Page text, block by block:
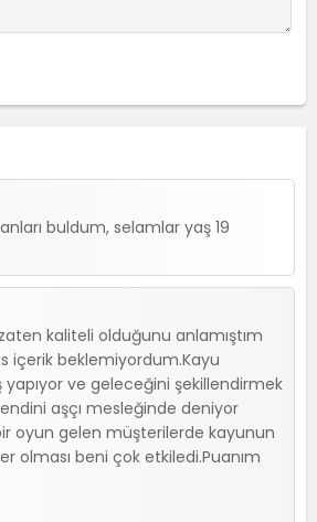
buldum, selamlar yaş 19
kaliteli olduğunu anlamıştım
içerik beklemiyordum.Kayu
ve geleceğini şekillendirmek
aşçı mesleğinde deniyor
oyun gelen müşterilerde kayunun
olması beni çok etkiledi.Puanım